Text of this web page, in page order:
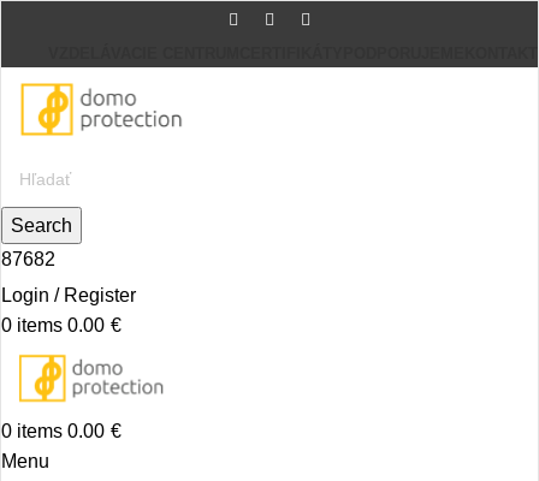
Search
87682
Login / Register
0 items 0.00 €
0 items 0.00 €
Menu